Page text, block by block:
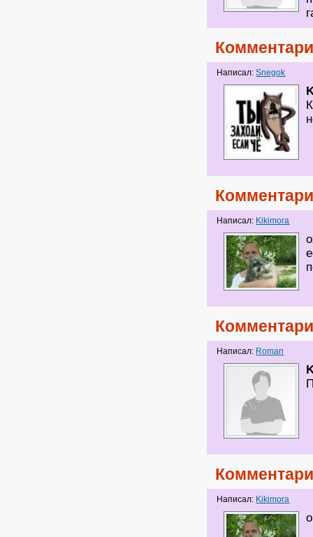
Написал:Snegok
Написал: Kikimora
Написал: Roman
Написал: Kikimora